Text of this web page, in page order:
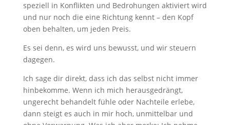
speziell in Konflikten und Bedrohungen aktiviert wird
und nur noch die eine Richtung kennt – den Kopf
oben behalten, um jeden Preis.
Es sei denn, es wird uns bewusst, und wir steuern
dagegen.
Ich sage dir direkt, dass ich das selbst nicht immer
hinbekomme. Wenn ich mich herausgedrängt,
ungerecht behandelt fühle oder Nachteile erlebe,
dann steigt es auch in mir hoch, unmittelbar und